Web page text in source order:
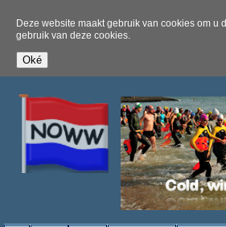
Deze website maakt gebruik van cookies om u
gebruik van deze cookies.